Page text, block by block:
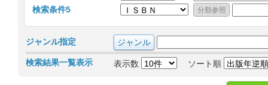
検索条件5
ジャンル指定
検索結果一覧表示 表示数 ソート順